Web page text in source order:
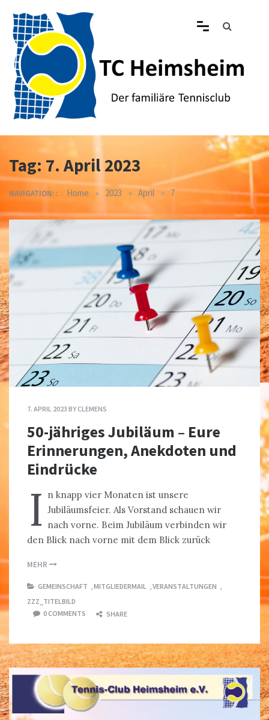
content
Tennisclub Heimsheim
Tag: 7. April 2023
NAVIGATION: : Home » 2023 » April » 7
7. APRIL 2023 BYCLEMENS
50-jähriges Jubiläum – Eure
Erinnerungen, Anekdoten und
Eindrücke
I n knapp vier Monaten ist unsere
Jubiläumsfeier. Als Vorstand schauen wir
nach vorne. Beim Jubiläum verbinden wir
den Blick nach vorne mit dem Blick zurück
MEHR
GEMEINSCHAFT MITGLIEDERMAIL VERANSTALTUNGEN
ZZZ_TITELBILD
0 COMMENTS
SHARE